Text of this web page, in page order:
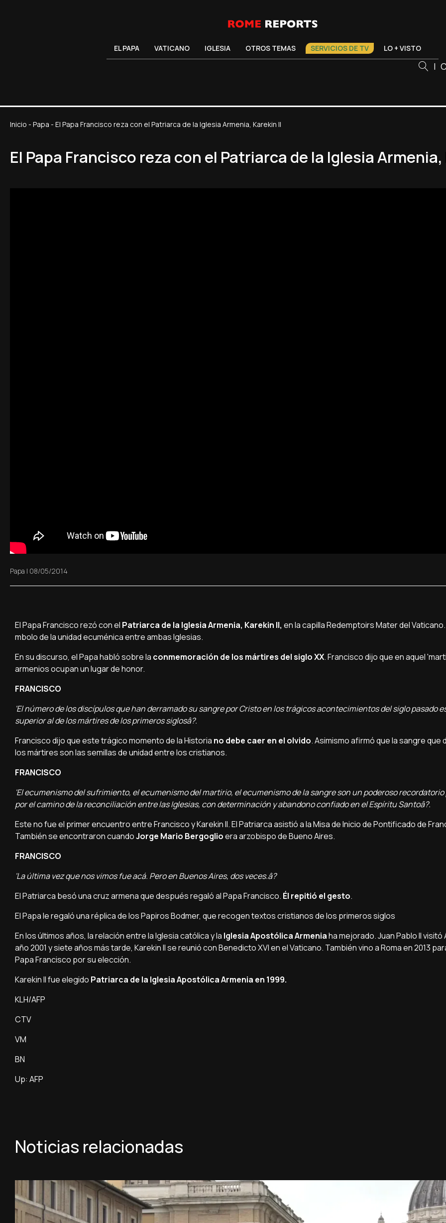
EL PAPA VATICANO IGLESIA OTROS TEMAS SERVICIOS DE TV LO + VISTO
|
Inicio - Papa - El Papa Francisco reza con el Patriarca de la Iglesia Armenia, Karekin II
El Papa Francisco reza con el Patriarca de la Iglesia Armenia,
Papa | 08/05/2014
El Papa Francisco rezó con el Patriarca de la Iglesia Armenia, Karekin II, en la capilla Redemptoirs Mater del
mbolo de la unidad ecuménica entre ambas Iglesias.
En su discurso, el Papa habló sobre la conmemoración de los mártires del siglo XX. Francisco dijo que en aquel
armenios ocupan un lugar de honor.
FRANCISCO
'El número de los discí­pulos que han derramado su sangre por Cristo en los trágicos acontecimientos del siglo pasado
superior al de los mártires de los primeros siglosâ?.
Francisco dijo que este trágico momento de la Historia no debe caer en el olvido. Asimismo afirmó que la sangre que
los mártires son las semillas de unidad entre los cristianos.
FRANCISCO
'El ecumenismo del sufrimiento, el ecumenismo del martirio, el ecumenismo de la sangre son un poderoso
por el camino de la reconciliación entre las Iglesias, con determinación y abandono confiado en el Espí­ritu Santoâ?.
Este no fue el primer encuentro entre Francisco y Karekin II. El Patriarca asistió a la Misa de Inicio de Pontificado de
También se encontraron cuandoJorge Mario Bergoglioera arzobispo de Bueno Aires.
FRANCISCO
'La última vez que nos vimos fue acá. Pero en Buenos Aires, dos veces.â?
El Patriarca besó una cruz armena que después regaló al Papa Francisco. Él repitió el gesto.
El Papa le regaló una réplica de los Papiros Bodmer, que recogen textos cristianos de los primeros siglos
En los últimos años, la relación entre la Iglesia católica y la Iglesia Apostólica Armeniaha mejorado. Juan Pablo II visitó
año 2001 y siete años más tarde, Karekin II se reunió con Benedicto XVI en el Vaticano. También vino a Roma en 2013
Papa Francisco por su elección.
Karekin II fue elegido Patriarca de la Iglesia Apostólica Armenia en 1999.
KLH/AFP
CTV
VM
BN
Up: AFP
Noticias relacionadas